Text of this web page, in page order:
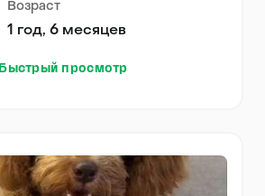
Возраст
1 год, 6 месяцев
Быстрый просмотр